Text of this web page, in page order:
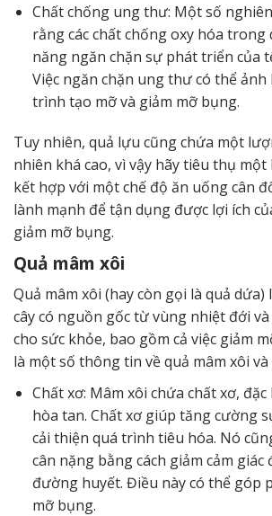
Chất chống ung thư: Một số
rằng các chất chống oxy hóa trong
năng ngăn chặn sự phát triển của
Việc ngăn chặn ung thư có thể
trình tạo mỡ và giảm mỡ bụng.
Tuy nhiên, quả lựu cũng chứa một
nhiên khá cao, vì vậy hãy tiêu thụ
kết hợp với một chế độ ăn uống cân
lành mạnh để tận dụng được lợi ích
giảm mỡ bụng.
Quả mâm xôi
Quả mâm xôi (hay còn gọi là quả
cây có nguồn gốc từ vùng nhiệt đới
cho sức khỏe, bao gồm cả việc giảm
là một số thông tin về quả mâm xôi và
Chất xơ: Mâm xôi chứa chất xơ,
hòa tan. Chất xơ giúp tăng cường
cải thiện quá trình tiêu hóa. Nó
cân nặng bằng cách giảm cảm giác
đường huyết. Điều này có thể góp
mỡ bụng.